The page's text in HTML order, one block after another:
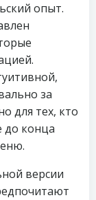
опыт.
за
для тех, кто
до конца
версии